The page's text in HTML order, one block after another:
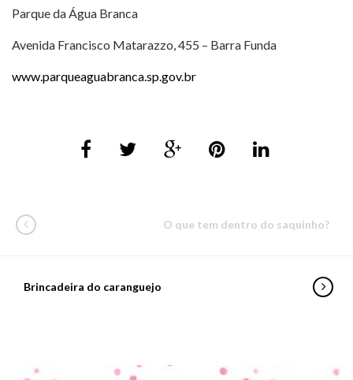
Parque da Água Branca
Avenida Francisco Matarazzo, 455 – Barra Funda
www.parqueaguabranca.sp.gov.br
O que tem dentro do saquinho?
Brincadeira do caranguejo